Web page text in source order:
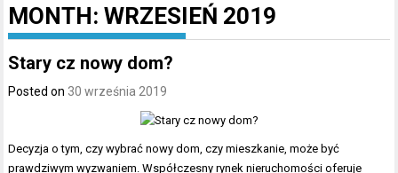
MONTH:WRZESIEŃ 2019
Stary cz nowy dom?
Posted on 30 września 2019
Decyzja o tym, czy wybrać nowy dom, czy mieszkanie, może być
prawdziwym wyzwaniem. Współczesny rynek nieruchomości oferuje